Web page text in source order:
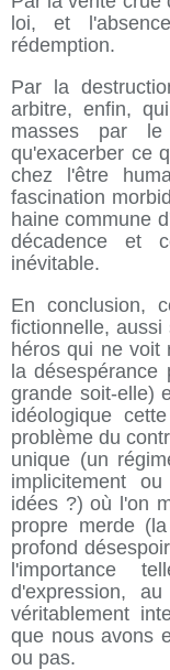
loi, et
rédemption.
Par la
arbitre, enfin,
masses par
qu'exacerber ce
chez l'être
fascination
haine commune
décadence et
inévitable.
En conclusion,
fictionnelle,
héros qui ne voit
la désespérance
grande soit-elle)
idéologique
problème du
unique (un
implicitement
idées ?) où l'on
propre merde
profond
l'importance
d'expression,
véritablement
que nous avons
ou pas.